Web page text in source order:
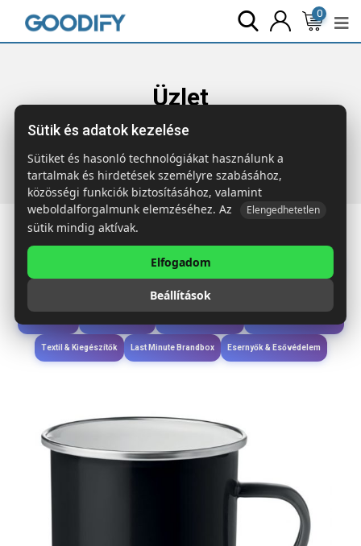
0
Üzlet
Főoldal Termékek Étkezés & Ivás
Zománcozott fém bögre 350 ml
Étkezés & Ivás
Wellness & Ápolás
Textil & Kiegészítők Last Minute Brandbox Esernyők & Esővédelem
Sütik és adatok kezelése
Sütiket és hasonló technológiákat használunk a
tartalmak és hirdetések személyre szabásához,
közösségi funkciók biztosításához, valamint
weboldalforgalmunk elemzéséhez. Az
Elengedhetetlen
sütik mindig aktívak.
Elfogadom
Beállítások